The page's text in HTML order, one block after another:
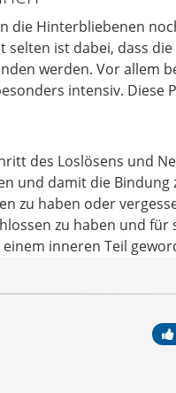
die Hinterbliebenen
ist dabei, dass
werden. Vor allem
intensiv.
des Loslösens und
und damit die
zu haben oder
zu haben und
inneren Teil